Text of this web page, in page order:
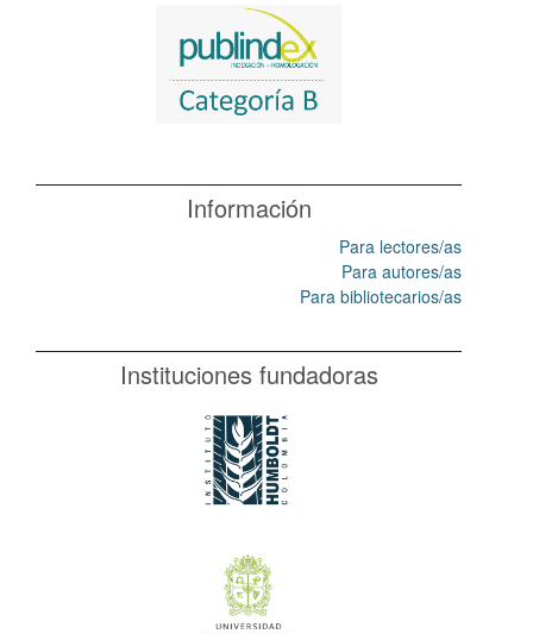
Información
Para lectores/as
Para autores/as
Para bibliotecarios/as
Instituciones fundadoras